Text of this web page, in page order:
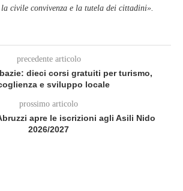
civile convivenza e la tutela dei cittadini».
precedente articolo
dieci corsi gratuiti per turismo,
e sviluppo locale
prossimo articolo
apre le iscrizioni agli Asili Nido
2026/2027